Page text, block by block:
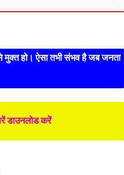
मुक्त हो। ऐसा तभी संभव है जब जनता
डाउनलोड करें